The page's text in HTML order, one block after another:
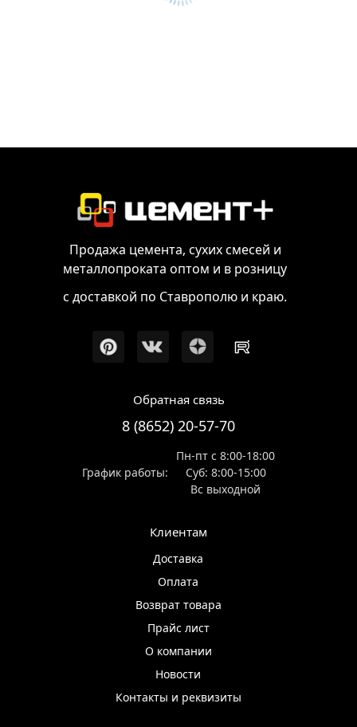
Продажа цемента, сухих смесей и
металлопроката оптом и в розницу
с доставкой по Ставрополю и краю.
Обратная связь
8 (8652) 20-57-70
График работы:
Пн-пт с 8:00-18:00
Суб: 8:00-15:00
Вс выходной
Клиентам
Доставка
Оплата
Возврат товара
Прайс лист
О компании
Новости
Контакты и реквизиты